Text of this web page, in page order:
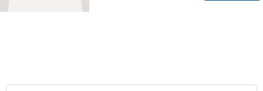
ださい。